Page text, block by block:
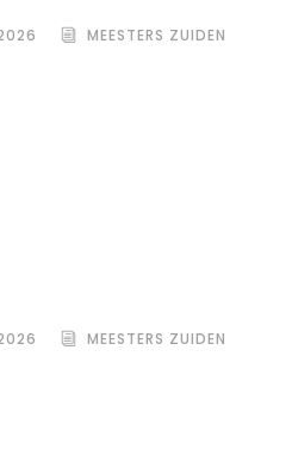
MEESTERS ZUIDEN
MEESTERS ZUIDEN